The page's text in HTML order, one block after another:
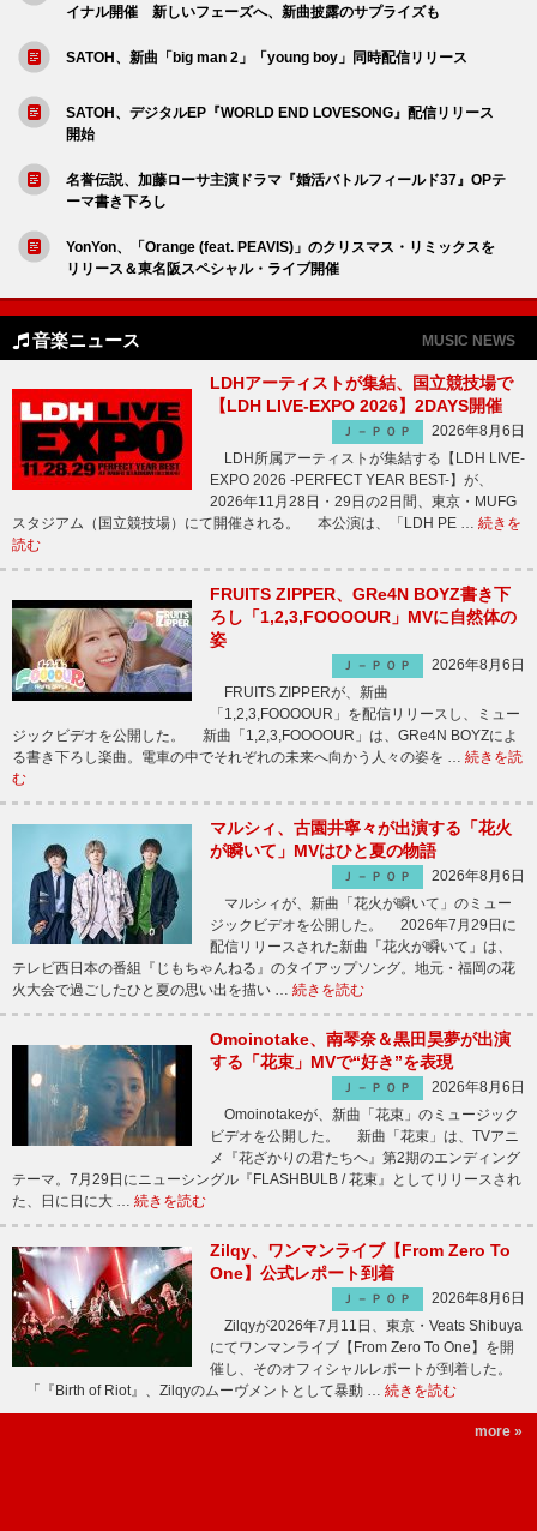
イナル開催 新しいフェーズへ、新曲披露のサプライズも
SATOH、新曲「big man 2」「young boy」同時配信リリース
SATOH、デジタルEP『WORLD END LOVESONG』配信リリース
開始
名誉伝説、加藤ローサ主演ドラマ『婚活バトルフィールド37』OPテ
ーマ書き下ろし
YonYon、「Orange (feat. PEAVIS)」のクリスマス・リミックスを
リリース＆東名阪スペシャル・ライブ開催
音楽ニュース MUSIC NEWS
LDHアーティストが集結、国立競技場で
【LDH LIVE-EXPO 2026】2DAYS開催
Ｊ－ＰＯＰ
2026年8月6日
LDH所属アーティストが集結する【LDH LIVE-
EXPO 2026 -PERFECT YEAR BEST-】が、
2026年11月28日・29日の2日間、東京・MUFG
スタジアム（国立競技場）にて開催される。 本公演は、「LDH PE … 続きを
読む
FRUITS ZIPPER、GRe4N BOYZ書き下
ろし「1,2,3,FOOOOUR」MVに自然体の
姿
Ｊ－ＰＯＰ
2026年8月6日
FRUITS ZIPPERが、新曲
「1,2,3,FOOOOUR」を配信リリースし、ミュー
ジックビデオを公開した。 新曲「1,2,3,FOOOOUR」は、GRe4N BOYZによ
る書き下ろし楽曲。電車の中でそれぞれの未来へ向かう人々の姿を … 続きを読
む
マルシィ、古園井寧々が出演する「花火
が瞬いて」MVはひと夏の物語
Ｊ－ＰＯＰ
2026年8月6日
マルシィが、新曲「花火が瞬いて」のミュー
ジックビデオを公開した。 2026年7月29日に
配信リリースされた新曲「花火が瞬いて」は、
テレビ西日本の番組『じもちゃんねる』のタイアップソング。地元・福岡の花
火大会で過ごしたひと夏の思い出を描い … 続きを読む
Omoinotake、南琴奈＆黒田昊夢が出演
する「花束」MVで“好き”を表現
Ｊ－ＰＯＰ
2026年8月6日
Omoinotakeが、新曲「花束」のミュージック
ビデオを公開した。 新曲「花束」は、TVアニ
メ『花ざかりの君たちへ』第2期のエンディング
テーマ。7月29日にニューシングル『FLASHBULB / 花束』としてリリースされ
た、日に日に大 … 続きを読む
Zilqy、ワンマンライブ【From Zero To
One】公式レポート到着
Ｊ－ＰＯＰ
2026年8月6日
Zilqyが2026年7月11日、東京・Veats Shibuya
にてワンマンライブ【From Zero To One】を開
催し、そのオフィシャルレポートが到着した。
「『Birth of Riot』、Zilqyのムーヴメントとして暴動 … 続きを読む
more »